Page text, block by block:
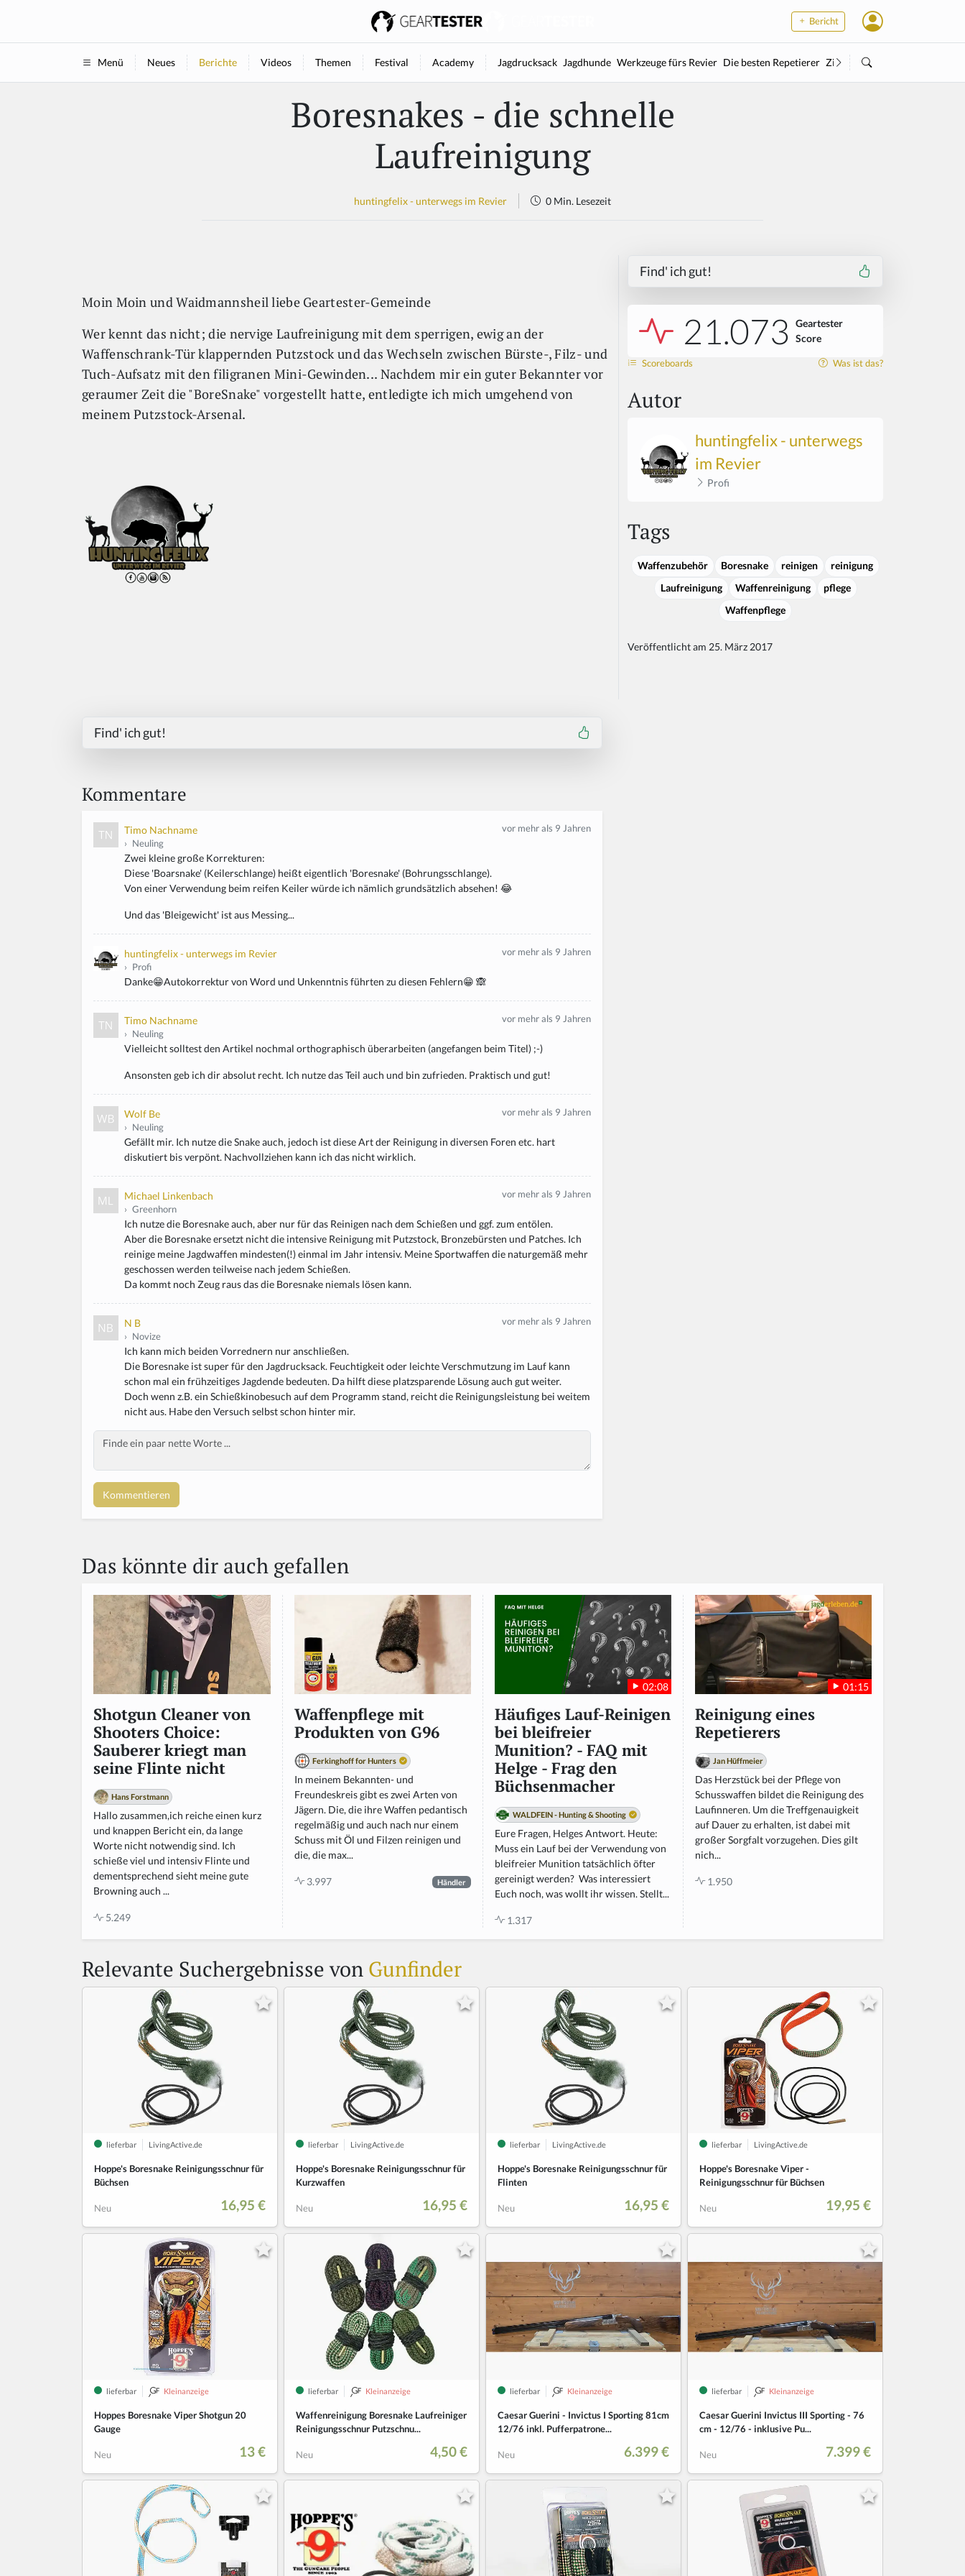
Bericht
Menü Neues Berichte Videos Themen Festival Academy Jagdrucksack Jagdhunde Werkzeuge fürs Revier Die besten Repetierer Zielstock
Boresnakes - die schnelle
Laufreinigung
huntingfelix - unterwegs im Revier 0 Min. Lesezeit
Moin Moin und Waidmannsheil liebe Geartester-Gemeinde
Wer kennt das nicht; die nervige Laufreinigung mit dem sperrigen, ewig an der
Waffenschrank-Tür klappernden Putzstock und das Wechseln zwischen Bürste-, Filz- und
Tuch-Aufsatz mit den filigranen Mini-Gewinden... Nachdem mir ein guter Bekannter vor
geraumer Zeit die "BoreSnake" vorgestellt hatte, entledigte ich mich umgehend von
meinem Putzstock-Arsenal.
Find' ich gut!
21.073
Geartester
Score
Scoreboards Was ist das?
Autor
huntingfelix - unterwegs
im Revier
Profi
Tags
Waffenzubehör Boresnake reinigen
reinigung
Laufreinigung
Waffenreinigung
pflege
Waffenpflege
Veröffentlicht am 25. März 2017
Find' ich gut!
Kommentare
Timo Nachname
› Neuling
vor mehr als 9 Jahren
Zwei kleine große Korrekturen:
Diese 'Boarsnake' (Keilerschlange) heißt eigentlich 'Boresnake' (Bohrungsschlange).
Von einer Verwendung beim reifen Keiler würde ich nämlich grundsätzlich absehen! 😂
Und das 'Bleigewicht' ist aus Messing...
huntingfelix - unterwegs im Revier
› Profi
vor mehr als 9 Jahren
Danke😁Autokorrektur von Word und Unkenntnis führten zu diesen Fehlern😁 🙈
Timo Nachname
› Neuling
vor mehr als 9 Jahren
Vielleicht solltest den Artikel nochmal orthographisch überarbeiten (angefangen beim Titel) ;-)
Ansonsten geb ich dir absolut recht. Ich nutze das Teil auch und bin zufrieden. Praktisch und gut!
Wolf Be
› Neuling
vor mehr als 9 Jahren
Gefällt mir. Ich nutze die Snake auch, jedoch ist diese Art der Reinigung in diversen Foren etc. hart
diskutiert bis verpönt. Nachvollziehen kann ich das nicht wirklich.
Michael Linkenbach
› Greenhorn
vor mehr als 9 Jahren
Ich nutze die Boresnake auch, aber nur für das Reinigen nach dem Schießen und ggf. zum entölen.
Aber die Boresnake ersetzt nicht die intensive Reinigung mit Putzstock, Bronzebürsten und Patches. Ich
reinige meine Jagdwaffen mindesten(!) einmal im Jahr intensiv. Meine Sportwaffen die naturgemäß mehr
geschossen werden teilweise nach jedem Schießen.
Da kommt noch Zeug raus das die Boresnake niemals lösen kann.
N B
› Novize
vor mehr als 9 Jahren
Ich kann mich beiden Vorrednern nur anschließen.
Die Boresnake ist super für den Jagdrucksack. Feuchtigkeit oder leichte Verschmutzung im Lauf kann
schon mal ein frühzeitiges Jagdende bedeuten. Da hilft diese platzsparende Lösung auch gut weiter.
Doch wenn z.B. ein Schießkinobesuch auf dem Programm stand, reicht die Reinigungsleistung bei weitem
nicht aus. Habe den Versuch selbst schon hinter mir.
Body
Das könnte dir auch gefallen
Shotgun Cleaner von
Shooters Choice:
Sauberer kriegt man
seine Flinte nicht
Hans Forstmann
Hallo zusammen,ich reiche einen kurz
und knappen Bericht ein, da lange
Worte nicht notwendig sind. Ich
schieße viel und intensiv Flinte und
dementsprechend sieht meine gute
Browning auch ...
5.249
Waffenpflege mit
Produkten von G96
Ferkinghoff for Hunters
In meinem Bekannten- und
Freundeskreis gibt es zwei Arten von
Jägern. Die, die ihre Waffen pedantisch
regelmäßig und auch nach nur einem
Schuss mit Öl und Filzen reinigen und
die, die max...
3.997 Händler
02:08
Häufiges Lauf-Reinigen
bei bleifreier
Munition? - FAQ mit
Helge - Frag den
Büchsenmacher
WALDFEIN - Hunting & Shooting
Eure Fragen, Helges Antwort. Heute:
Muss ein Lauf bei der Verwendung von
bleifreier Munition tatsächlich öfter
gereinigt werden? Was interessiert
Euch noch, was wollt ihr wissen. Stellt...
1.317
01:15
Reinigung eines
Repetierers
Jan Hüffmeier
Das Herzstück bei der Pflege von
Schusswaffen bildet die Reinigung des
Laufinneren. Um die Treffgenauigkeit
auf Dauer zu erhalten, ist dabei mit
großer Sorgfalt vorzugehen. Dies gilt
nich...
1.950
Relevante Suchergebnisse von Gunfinder